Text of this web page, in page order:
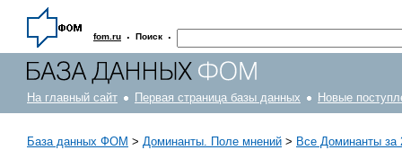
fom.ru · Поиск ·
На главный сайт Первая страница базы данных Новые
База данных ФОМ > Доминанты. Поле мнений > Все Доминанты за